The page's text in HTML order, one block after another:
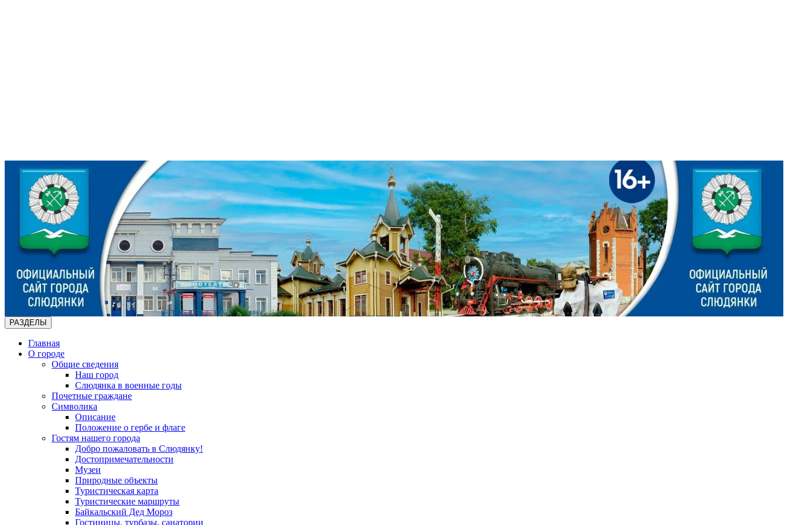
РАЗДЕЛЫ
Главная
О городе
Общие сведения
Наш город
Слюдянка в военные годы
Почетные граждане
Символика
Описание
Положение о гербе и флаге
Гостям нашего города
Добро пожаловать в Слюдянку!
Достопримечательности
Музеи
Природные объекты
Туристическая карта
Туристические маршруты
Байкальский Дед Мороз
Гостиницы, турбазы, санатории